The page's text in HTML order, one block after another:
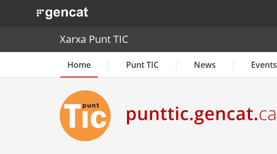
. Obre en una nova finestra.
Xarxa Punt TIC
Home Punt TIC News Events